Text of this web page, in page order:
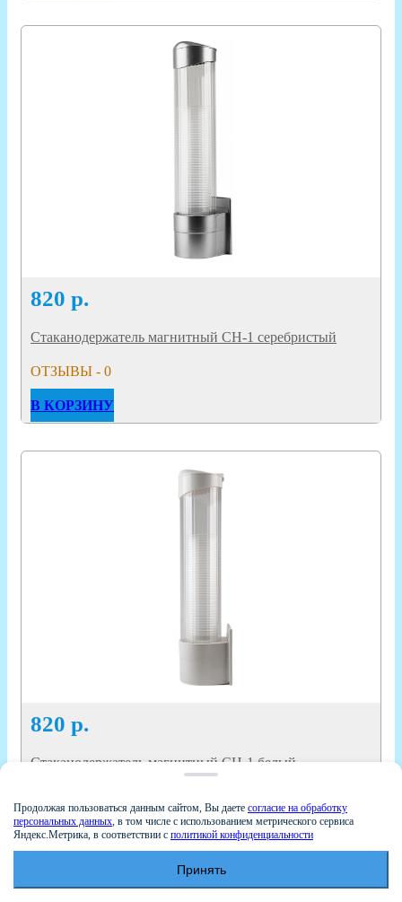
820 р.
Стаканодержатель магнитный CH-1 серебристый
ОТЗЫВЫ - 0
В КОРЗИНУ
820 р.
Стаканодержатель магнитный CH-1 белый
В КОРЗИНУ
Продолжая пользоваться данным сайтом, Вы даете согласие на обработку
персональных данных, в том числе с использованием метрического сервиса
Яндекс.Метрика, в соответствии с политикой конфиденциальности
Принять